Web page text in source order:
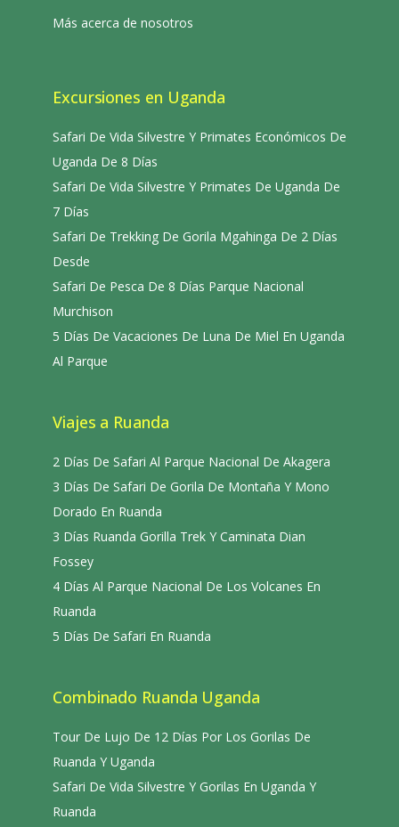
Más acerca de nosotros
Excursiones en Uganda
Safari De Vida Silvestre Y Primates Económicos De
Uganda De 8 Días
Safari De Vida Silvestre Y Primates De Uganda De
7 Días
Safari De Trekking De Gorila Mgahinga De 2 Días
Desde
Safari De Pesca De 8 Días Parque Nacional
Murchison
5 Días De Vacaciones De Luna De Miel En Uganda
Al Parque
Viajes a Ruanda
2 Días De Safari Al Parque Nacional De Akagera
3 Días De Safari De Gorila De Montaña Y Mono
Dorado En Ruanda
3 Días Ruanda Gorilla Trek Y Caminata Dian
Fossey
4 Días Al Parque Nacional De Los Volcanes En
Ruanda
5 Días De Safari En Ruanda
Combinado Ruanda Uganda
Tour De Lujo De 12 Días Por Los Gorilas De
Ruanda Y Uganda
Safari De Vida Silvestre Y Gorilas En Uganda Y
Ruanda